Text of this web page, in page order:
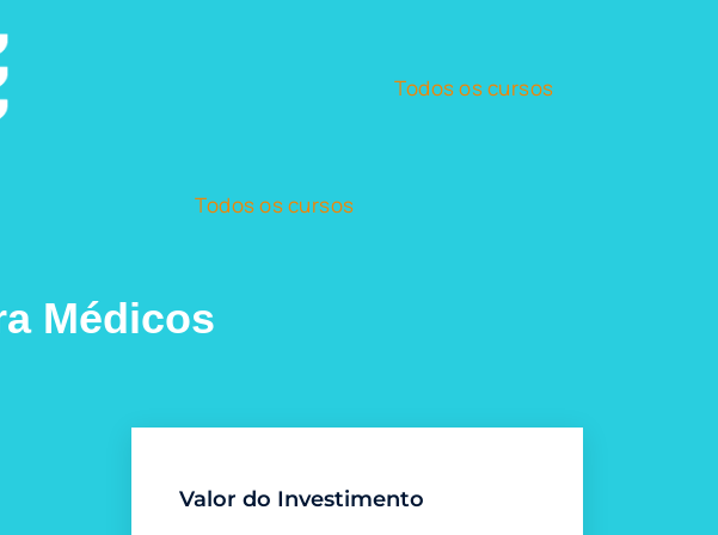
Todos os cursos
Todos os cursos
Médicos
Valor do Investimento